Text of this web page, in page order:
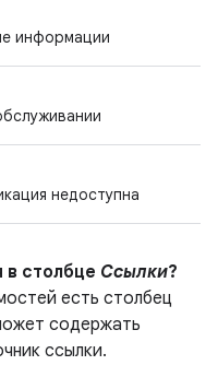
информации
недоступна
в столбце Ссылки?
есть столбец
содержать
ссылки.